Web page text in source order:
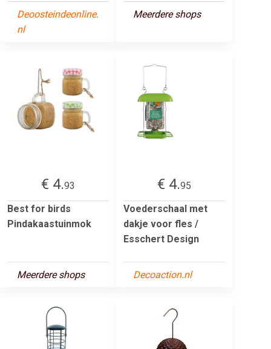
Deoosteindeonline.
nl
Meerdere shops
€ 4.93
Best for birds
Pindakaastuinmok
Meerdere shops
€ 4.95
Voederschaal met
dakje voor fles /
Esschert Design
Decoaction.nl